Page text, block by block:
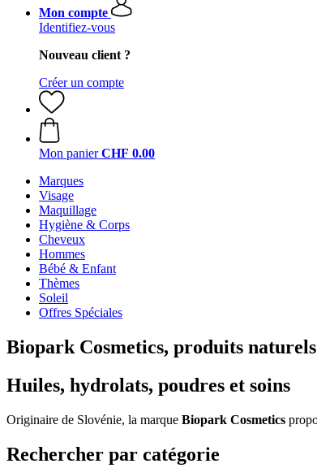
Mon compte
Identifiez-vous
Nouveau client ?
Créer un compte
Mon panier CHF 0.00
Marques
Visage
Maquillage
Hygiène & Corps
Cheveux
Hommes
Bébé & Enfant
Thèmes
Soleil
Offres Spéciales
Biopark Cosmetics, produits naturels
Huiles, hydrolats, poudres et soins
Originaire de Slovénie, la marque Biopark Cosmetics
Rechercher par catégorie